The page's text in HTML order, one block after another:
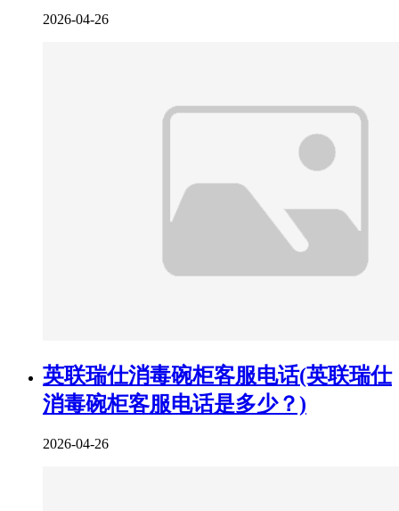
2026-04-26
英联瑞仕消毒碗柜客服电话(英联瑞仕
消毒碗柜客服电话是多少？)
2026-04-26